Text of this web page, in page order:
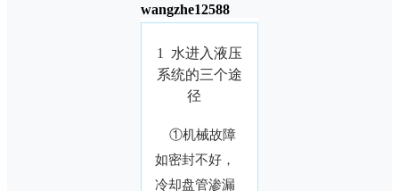
wangzhe12588
1 水进入液压
系统的三个途
径
①机械故障
如密封不好，
冷却盘管渗漏